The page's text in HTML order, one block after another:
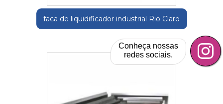
faca de liquidificador industrial Rio Claro
Conheça nossas
redes sociais.